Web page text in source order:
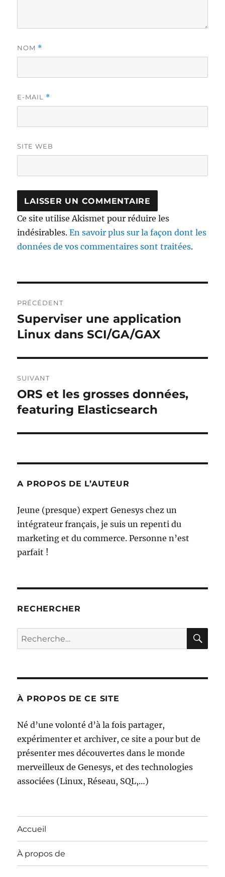
NOM *
E-MAIL *
SITE WEB
Ce site utilise Akismet pour réduire les
indésirables.En savoir plus sur la façon dont les
données de vos commentaires sont traitées.
de
l’article
PRÉCÉDENT
Publication
précédente :
Superviser une application
Linux dans SCI/GA/GAX
SUIVANT
Publication
suivante :
ORS et les grosses données,
featuring Elasticsearch
A PROPOS DE L’AUTEUR
Jeune (presque) expert Genesys chez un
intégrateur français, je suis un repenti du
marketing et du commerce. Personne n’est
parfait !
RECHERCHER
Recherche
pour :
À PROPOS DE CE SITE
Né d’une volonté d’à la fois partager,
expérimenter et archiver, ce site a pour but de
présenter mes découvertes dans le monde
merveilleux de Genesys, et des technologies
associées (Linux, Réseau, SQL,…)
Accueil
À propos de